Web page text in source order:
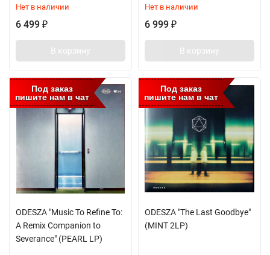
Нет в наличии
6 499 ₽
В корзину
Нет в наличии
6 999 ₽
В корзину
Под заказ
пишите нам в чат
ODESZA "Music To Refine To:
A Remix Companion to
Severance" (PEARL LP)
Под заказ
пишите нам в чат
ODESZA "The Last Goodbye"
(MINT 2LP)